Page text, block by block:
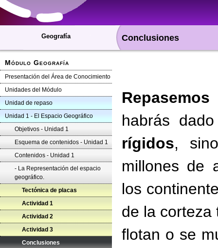
Geografía
Módulo Geografía
Presentación del Área de Conocimiento
Unidades del Módulo
Unidad de repaso
Unidad 1 - El Espacio Geográfico
Objetivos - Unidad 1
Esquema de contenidos - Unidad 1
Contenidos - Unidad 1
- La Representación del espacio
geográfico.
Tectónica de placas
Actividad 1
Actividad 2
Actividad 3
Conclusiones
Conclusiones
habrás
rígidos,
millones de
los
de la corteza
flotan o se